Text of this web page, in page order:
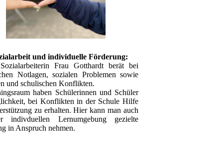
und individuelle Förderung:
Frau Gotthardt berät bei
Notlagen, sozialen Problemen sowie
und schulischen Konflikten.
haben Schülerinnen und Schüler
bei Konflikten in der Schule Hilfe
zu erhalten. Hier kann man auch
indivduellen Lernumgebung gezielte
in Anspruch nehmen.